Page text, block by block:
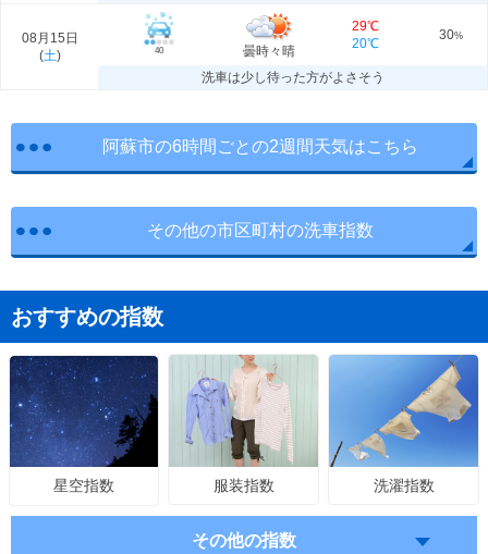
08月15日
(土) 40 曇時々晴
29℃
20℃
30%
洗車は少し待った方がよさそう
阿蘇市の6時間ごとの2週間天気はこちら
その他の市区町村の洗車指数
おすすめの指数
星空指数 服装指数 洗濯指数
その他の指数